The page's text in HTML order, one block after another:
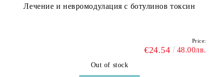
Лечение и невромодулация с ботулинов токсин
Price:
€24.54 48.00лв.
Out of stock